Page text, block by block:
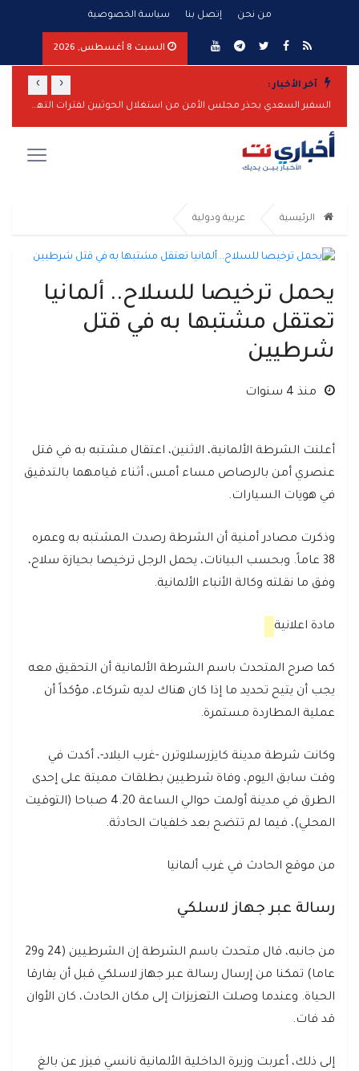
من نحن إتصل بنا سياسة الخصوصية
السبت 8 أغسطس, 2026
آخر الأخبار :
السفير السعدي يحذر مجلس الأمن من استغلال الحوثيين لفترات التهدئة لتعزيز قدراتهم
‹
›
الرئيسية عربية ودولية
يحمل ترخيصا للسلاح.. ألمانيا
تعتقل مشتبها به في قتل
شرطيين
منذ 4 سنوات
أعلنت الشرطة الألمانية، الاثنين، اعتقال مشتبه به في قتل
عنصري أمن بالرصاص مساء أمس، أثناء قيامهما بالتدقيق
في هويات السيارات.
وذكرت مصادر أمنية أن الشرطة رصدت المشتبه به وعمره
38 عاماً. وبحسب البيانات، يحمل الرجل ترخيصا بحيازة سلاح،
وفق ما نقلته وكالة الأنباء الألمانية.
مادة اعلانية
كما صرح المتحدث باسم الشرطة الألمانية أن التحقيق معه
يجب أن يتيح تحديد ما إذا كان هناك لديه شركاء، مؤكداً أن
عملية المطاردة مستمرة.
وكانت شرطة مدينة كايزرسلاوترن -غرب البلاد-، أكدت في
وقت سابق اليوم، وفاة شرطيين بطلقات مميتة على إحدى
الطرق في مدينة أولمت حوالي الساعة 4.20 صباحا (التوقيت
المحلي)، فيما لم تتضح بعد خلفيات الحادثة.
من موقع الحادث في غرب ألمانيا
رسالة عبر جهاز لاسلكي
من جانبه، قال متحدث باسم الشرطة إن الشرطيين (24 و29
عاما) تمكنا من إرسال رسالة عبر جهاز لاسلكي قبل أن يفارقا
الحياة. وعندما وصلت التعزيزات إلى مكان الحادث، كان الأوان
قد فات.
إلى ذلك، أعربت وزيرة الداخلية الألمانية نانسي فيزر عن بالغ